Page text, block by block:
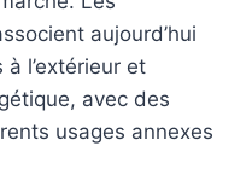
aujourd’hui
l’extérieur et
avec des
usages annexes